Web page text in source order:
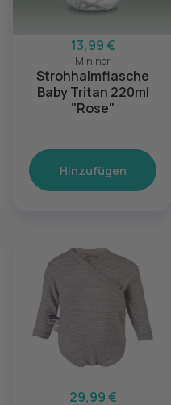
13,99 €
Mininor
Strohhalmflasche
Baby Tritan 220ml
"Rose"
Hinzufügen
29,99 €